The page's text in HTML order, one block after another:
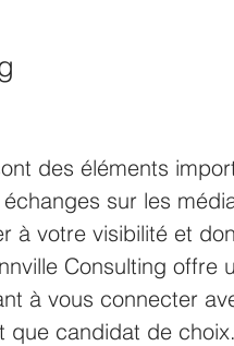
des éléments
sur les
à votre visibilité et
Consulting offre
à vous connecter
que candidat de choix.